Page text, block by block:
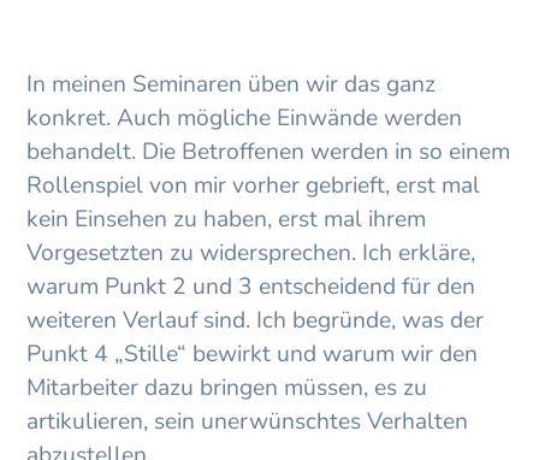
In meinen Seminaren üben wir das ganz
konkret. Auch mögliche Einwände werden
behandelt. Die Betroffenen werden in so einem
Rollenspiel von mir vorher gebrieft, erst mal
kein Einsehen zu haben, erst mal ihrem
Vorgesetzten zu widersprechen. Ich erkläre,
warum Punkt 2 und 3 entscheidend für den
weiteren Verlauf sind. Ich begründe, was der
Punkt 4 „Stille“ bewirkt und warum wir den
Mitarbeiter dazu bringen müssen, es zu
artikulieren, sein unerwünschtes Verhalten